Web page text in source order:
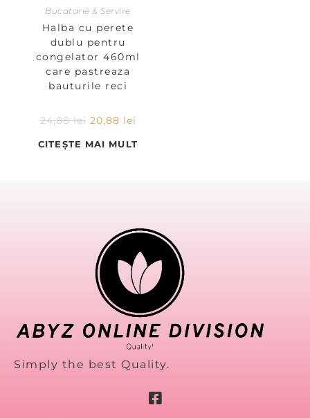
Bucatarie & Servire
Halba cu perete
dublu pentru
congelator 460ml
care pastreaza
bauturile reci
24,88lei 20,88 lei
CITEȘTE MAI MULT
Simply the best Quality.